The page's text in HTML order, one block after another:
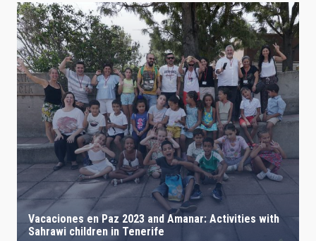
Vacaciones en Paz 2023 and Amanar: Activities with
Sahrawi children in Tenerife